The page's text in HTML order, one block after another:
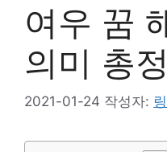
여우 꿈
의미 총
2021-01-24 작성자: